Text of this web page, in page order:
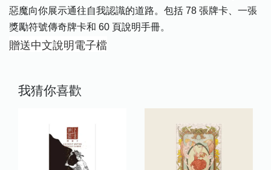
惡魔向你展示通往自我認識的道路。包括 78 張牌卡、一張
獎勵符號傳奇牌卡和 60 頁說明手冊。
贈送中文說明電子檔
我猜你喜歡